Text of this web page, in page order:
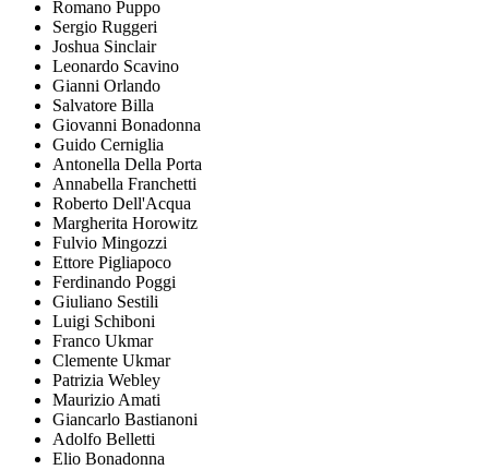
Romano Puppo
Sergio Ruggeri
Joshua Sinclair
Leonardo Scavino
Gianni Orlando
Salvatore Billa
Giovanni Bonadonna
Guido Cerniglia
Antonella Della Porta
Annabella Franchetti
Roberto Dell'Acqua
Margherita Horowitz
Fulvio Mingozzi
Ettore Pigliapoco
Ferdinando Poggi
Giuliano Sestili
Luigi Schiboni
Franco Ukmar
Clemente Ukmar
Patrizia Webley
Maurizio Amati
Giancarlo Bastianoni
Adolfo Belletti
Elio Bonadonna